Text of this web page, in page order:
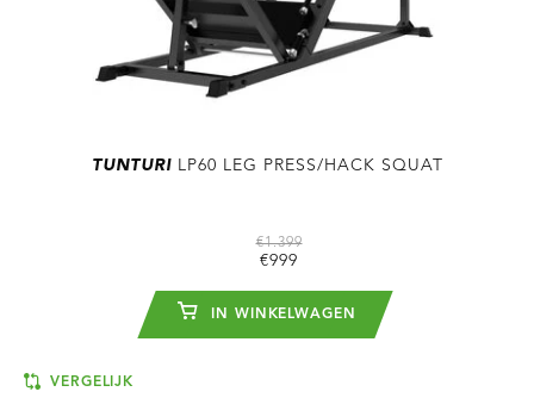
TUNTURILP60 LEG PRESS/HACK SQUAT
€1.399
€999
IN WINKELWAGEN
VERGELIJK